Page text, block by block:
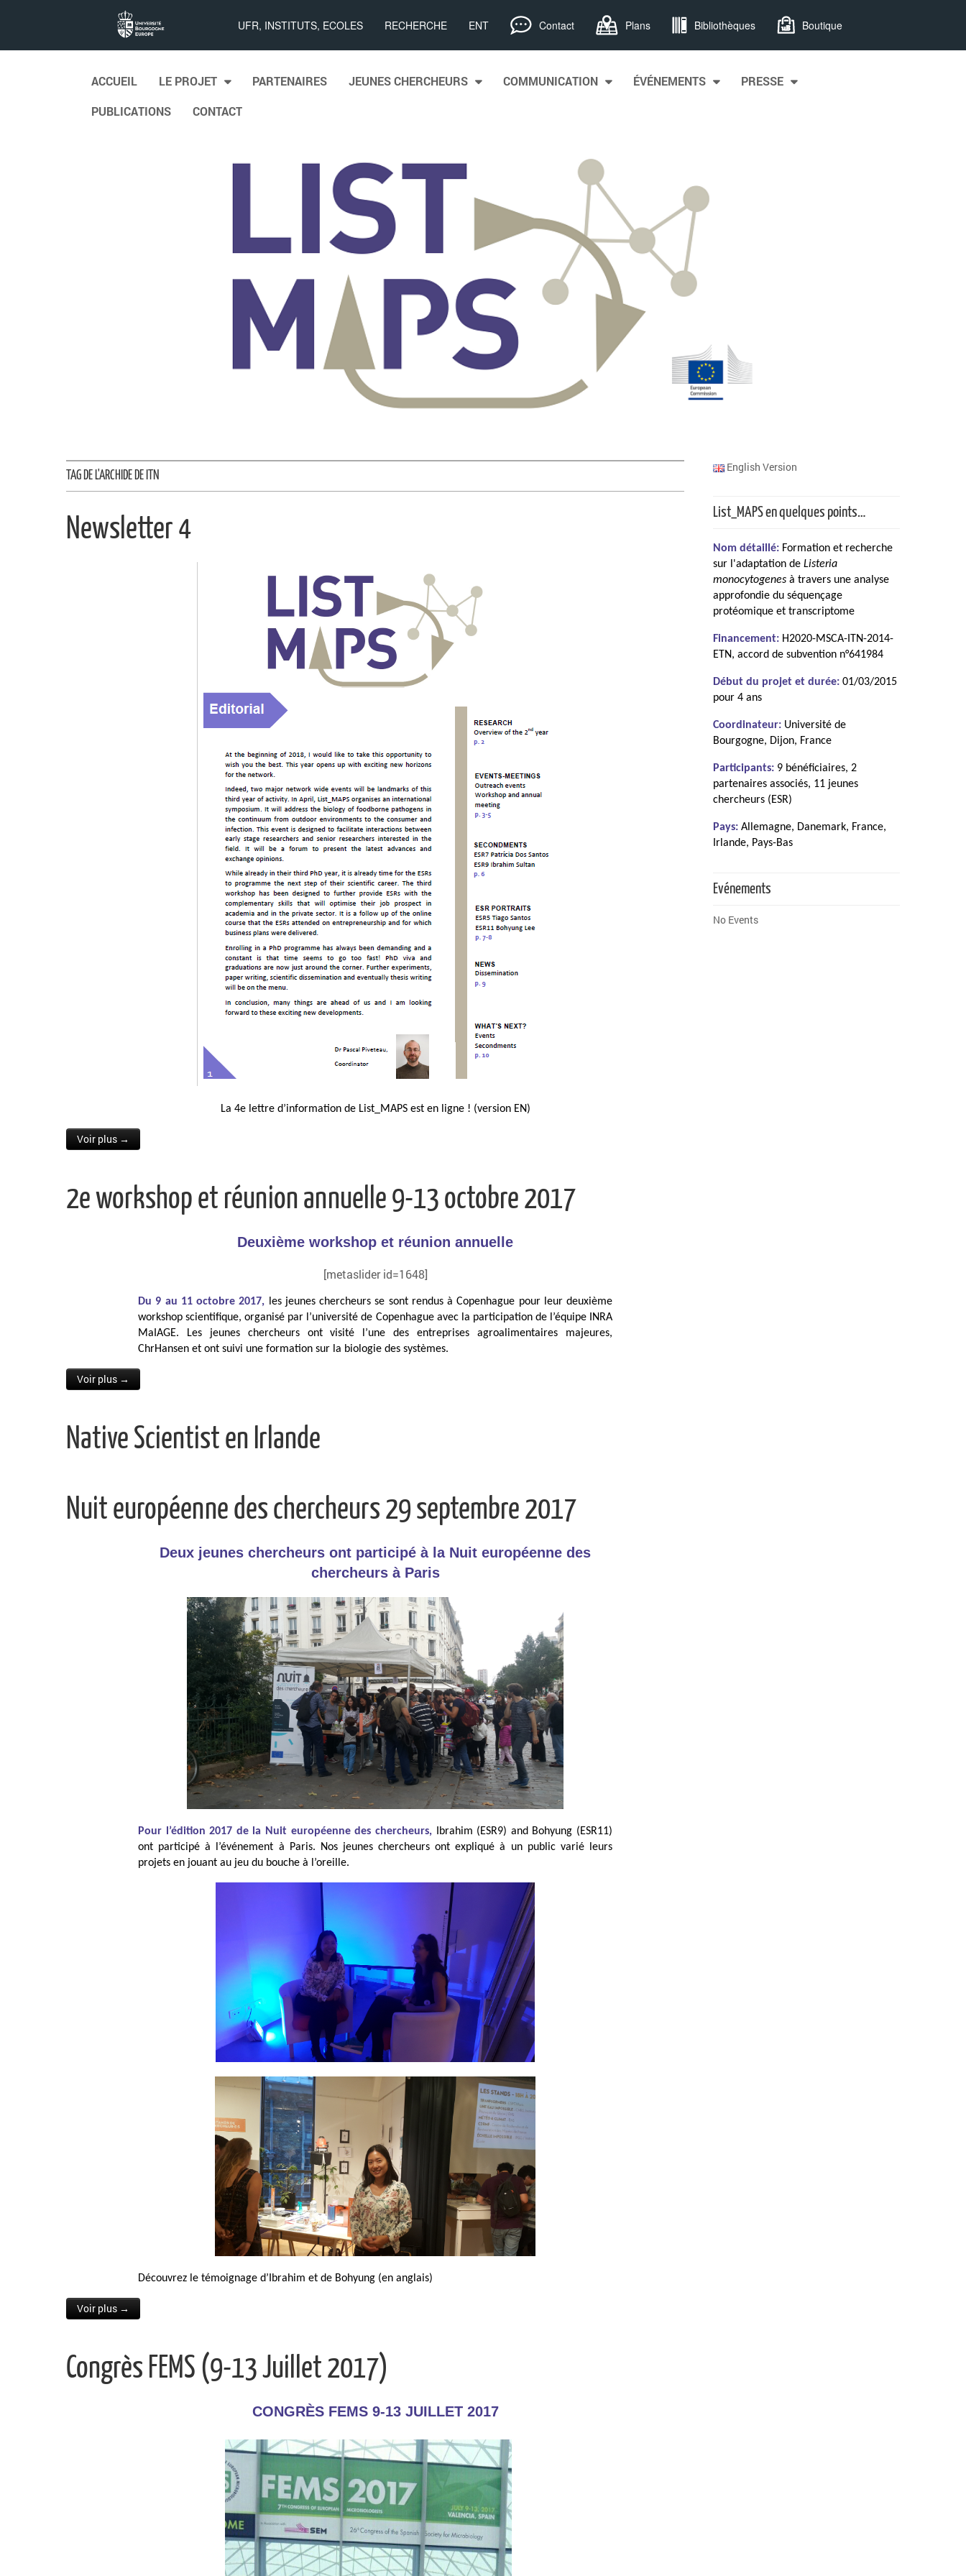
UFR, INSTITUTS, ECOLES RECHERCHE ENT Contact Plans Bibliothèques Boutique
List_MAPS
Main menu
Skip to content
ACCUEIL LE PROJET PARTENAIRES JEUNES CHERCHEURS COMMUNICATION ÉVÉNEMENTS
PRESSE
PUBLICATIONS
CONTACT
TAG DE L'ARCHIDE DE ITN
Newsletter 4
La 4e lettre d’information de List_MAPS est en ligne ! (version EN)
Voir plus →
2e workshop et réunion annuelle 9-13 octobre 2017
Deuxième workshop et réunion annuelle
[metaslider id=1648]
Du 9 au 11 octobre 2017,
les jeunes chercheurs se sont rendus à Copenhague pour leur deuxième
workshop scientifique, organisé par l’université de Copenhague avec la participation de l’équipe INRA
MaIAGE. Les jeunes chercheurs ont visité l’une des entreprises agroalimentaires majeures,
ChrHansen et ont suivi une formation sur la biologie des systèmes.
Voir plus →
Native Scientist en Irlande
Nuit européenne des chercheurs 29 septembre 2017
Deux jeunes chercheurs ont participé à la Nuit européenne des
chercheurs à Paris
Pour l’édition 2017 de la Nuit européenne des chercheurs,
Ibrahim (ESR9) and Bohyung (ESR11)
ont participé à l’événement à Paris. Nos jeunes chercheurs ont expliqué à un public varié leurs
projets en jouant au jeu du bouche à l’oreille.
Découvrez le témoignage d’Ibrahim et de Bohyung (en anglais)
Voir plus →
Congrès FEMS (9-13 Juillet 2017)
CONGRÈS FEMS 9-13 JUILLET 2017
English Version
List_MAPS en quelques points…
Nom détaillé: Formation et recherche
sur l'adaptation de Listeria
monocytogenes à travers une analyse
approfondie du séquençage
protéomique et transcriptome
Financement: H2020-MSCA-ITN-2014-
ETN, accord de subvention n°641984
Début du projet et durée: 01/03/2015
pour 4 ans
Coordinateur: Université de
Bourgogne, Dijon, France
Participants: 9 bénéficiaires, 2
partenaires associés, 11 jeunes
chercheurs (ESR)
Pays: Allemagne, Danemark, France,
Irlande, Pays-Bas
Evénements
No Events